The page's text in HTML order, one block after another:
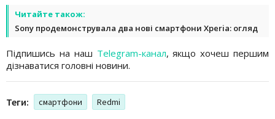
Читайте також:
Sony продемонструвала два нові смартфони Xperia: огляд
Підпишись на наш Telegram-канал, якщо хочеш першим
дізнаватися головні новини.
Теги: смартфони Redmi